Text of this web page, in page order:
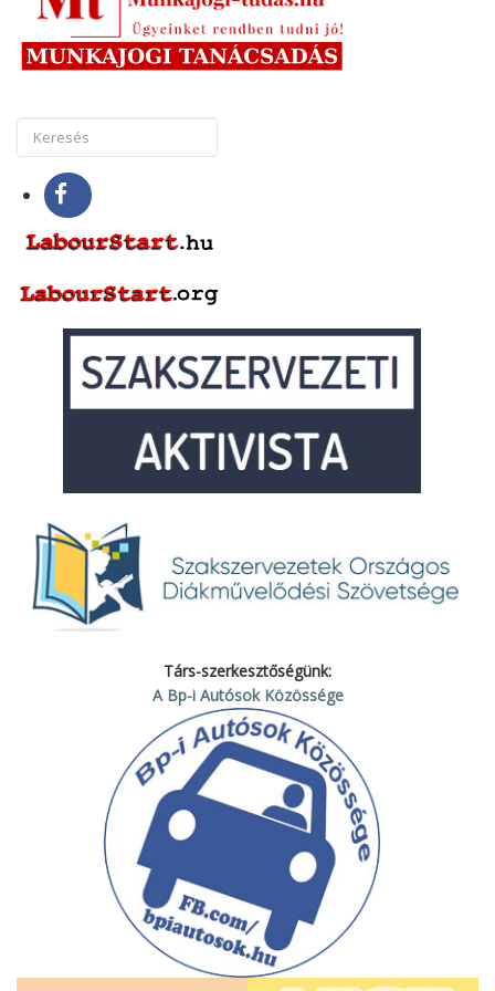
Társ-szerkesztőségünk:
A Bp-i Autósok Közössége